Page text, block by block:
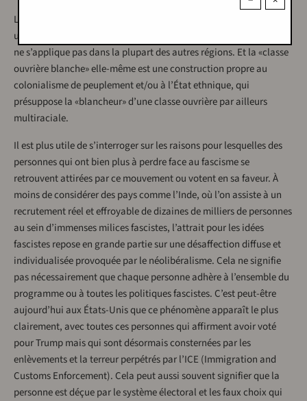
La notion même de «classe ouvrière blanche désenchantée» est
une construction propre à l’Europe et à l’Amérique du Nord; elle
ne s’applique pas dans la plupart des autres régions. Et la «classe
ouvrière blanche» elle-même est une construction propre au
colonialisme de peuplement et/ou à l’État ethnique, qui
présuppose la «blancheur» d’une classe ouvrière par ailleurs
multiraciale.
Il est plus utile de s’interroger sur les raisons pour lesquelles des
personnes qui ont bien plus à perdre face au fascisme se
retrouvent attirées par ce mouvement ou votent en sa faveur. À
moins de considérer des pays comme l’Inde, où l’on assiste à un
recrutement réel et effroyable de dizaines de milliers de personnes
au sein d’immenses milices fascistes, l’attrait pour les idées
fascistes repose en grande partie sur une désaffection diffuse et
individualisée provoquée par le néolibéralisme. Cela ne signifie
pas nécessairement que chaque personne adhère à l’ensemble du
programme ou à toutes les politiques fascistes. C’est peut-être
aujourd’hui aux États-Unis que ce phénomène apparaît le plus
clairement, avec toutes ces personnes qui affirment avoir voté
pour Trump mais qui sont désormais consternées par les
enlèvements et la terreur perpétrés par l’ICE (Immigration and
Customs Enforcement). Cela peut aussi souvent signifier que la
personne est déçue par le système électoral et les faux choix qui